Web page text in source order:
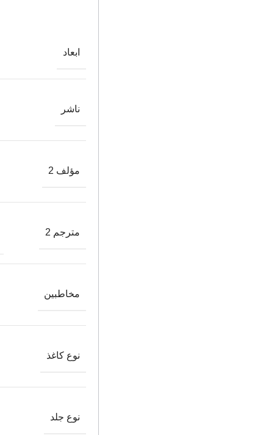
ابعاد
ناشر
مؤلف 2
مترجم 2
مخاطبین
نوع کاغذ
نوع جلد